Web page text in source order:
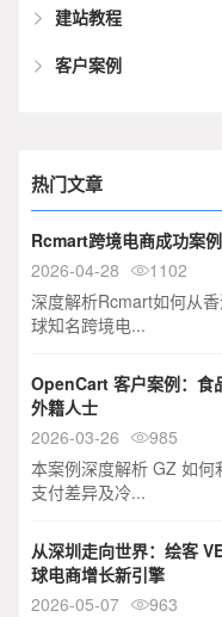
建站教程
客户案例
热门文章
Rcmart跨境电商成功案
2026-04-28
1102
深度解析Rcmart如何从
球知名跨境电...
OpenCart 客户案例：食
外籍人士
2026-03-26
985
本案例深度解析 GZ 如何
支付差异及冷...
从深圳走向世界：绘客
球电商增长新引擎
2026-05-07
963